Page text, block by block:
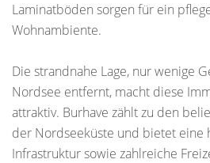
Laminatböden sorgen für ein
Wohnambiente.
Die strandnahe Lage, nur wenige
Nordsee entfernt, macht diese
attraktiv. Burhave zählt zu den
der Nordseeküste und bietet eine
Infrastruktur sowie zahlreiche